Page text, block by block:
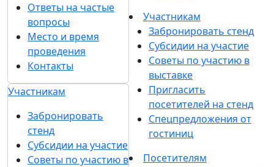
Ответы на частые
вопросы
Место и время
проведения
Контакты
Участникам
Забронировать
стенд
Субсидии на участие
Советы по участию в
Участникам
Забронировать стенд
Субсидии на участие
Советы по участию в
выставке
Пригласить
посетителей на стенд
Спецпредложения от
гостиниц
Посетителям